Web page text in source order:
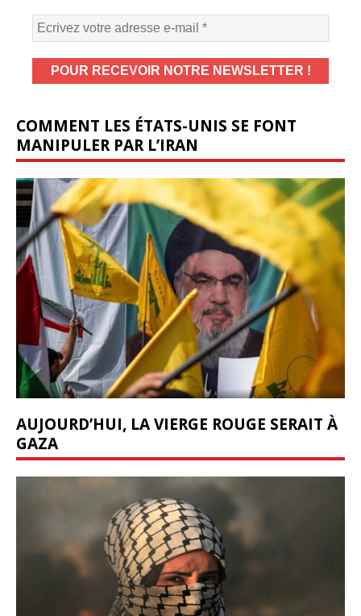
COMMENT LES ÉTATS-UNIS SE FONT
MANIPULER PAR L’IRAN
AUJOURD’HUI, LA VIERGE ROUGE SERAIT À
GAZA